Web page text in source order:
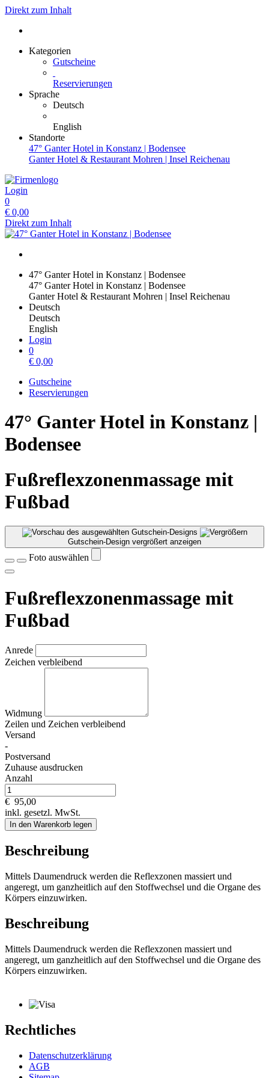
Direkt zum Inhalt
Kategorien
Gutscheine
Reservierungen
Sprache
Deutsch
English
Standorte
47° Ganter Hotel in Konstanz | Bodensee
Ganter Hotel & Restaurant Mohren | Insel Reichenau
Login
0
€ 0,00
Direkt zum Inhalt
47° Ganter Hotel in Konstanz | Bodensee
47° Ganter Hotel in Konstanz | Bodensee
Ganter Hotel & Restaurant Mohren | Insel Reichenau
Deutsch
Deutsch
English
Login
0
€ 0,00
Gutscheine
Reservierungen
47° Ganter Hotel in Konstanz |
Bodensee
Fußreflexzonenmassage mit
Fußbad
Gutschein-Design vergrößert anzeigen
Foto auswählen
Fußreflexzonenmassage mit
Fußbad
Anrede
Zeichen verbleibend
Widmung
Zeilen und Zeichen verbleibend
Versand
-
Postversand
Zuhause ausdrucken
Anzahl
€ 95,00
inkl. gesetzl. MwSt.
In den Warenkorb legen
Beschreibung
Mittels Daumendruck werden die Reflexzonen massiert und
angeregt, um ganzheitlich auf den Stoffwechsel und die Organe des
Körpers einzuwirken.
Beschreibung
Mittels Daumendruck werden die Reflexzonen massiert und
angeregt, um ganzheitlich auf den Stoffwechsel und die Organe des
Körpers einzuwirken.
Rechtliches
Datenschutzerklärung
AGB